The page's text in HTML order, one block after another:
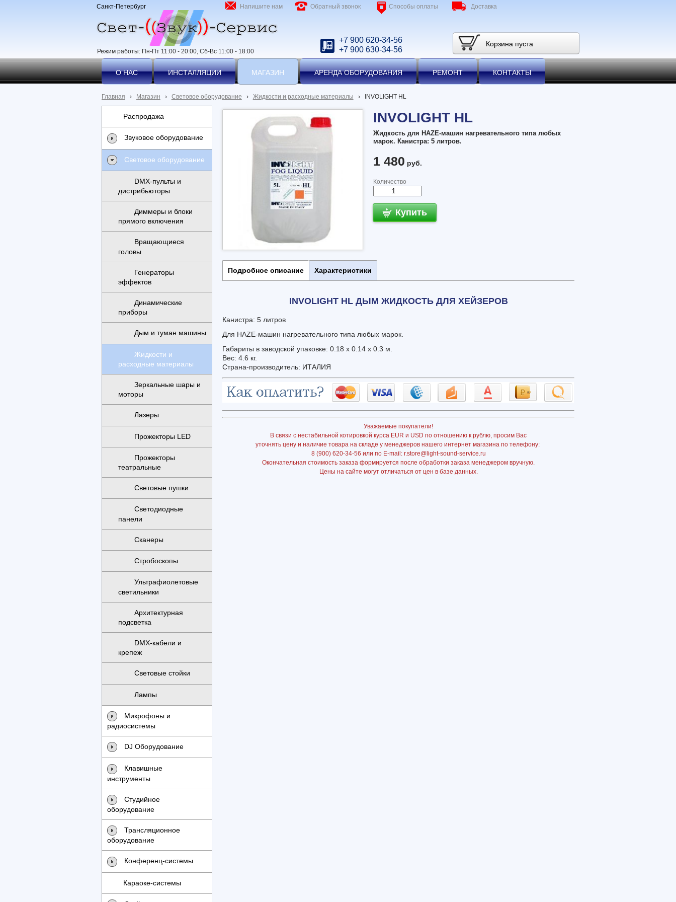
Корзина пуста
Режим работы: Пн-Пт 11:00 - 20:00, Сб-Вс 11:00 - 18:00
Обратный звонок
+7 900 630-34-56
Напишите нам
+7 900 620-34-56
Санкт-Петербург Способы оплаты Доставка
О НАС ИНСТАЛЛЯЦИИ МАГАЗИН АРЕНДА ОБОРУДОВАНИЯ РЕМОНТ КОНТАКТЫ
Главная › Магазин › Световое оборудование › Жидкости и расходные материалы › INVOLIGHT HL
Распродажа
Звуковое оборудование
Световое оборудование
DMX-пульты и
дистрибьюторы
Диммеры и блоки
прямого включения
Вращающиеся
головы
Генераторы
эффектов
Динамические
приборы
Дым и туман машины
Жидкости и
расходные материалы
Зеркальные шары и
моторы
Лазеры
Прожекторы LED
Прожекторы
театральные
Световые пушки
Светодиодные
панели
Сканеры
Стробоскопы
Ультрафиолетовые
светильники
Архитектурная
подсветка
DMX-кабели и
крепеж
Световые стойки
Лампы
Микрофоны и
радиосистемы
DJ Оборудование
Клавишные
инструменты
Студийное
оборудование
Трансляционное
оборудование
Конференц-системы
Караоке-системы
INVOLIGHT HL
Жидкость для HAZE-машин нагревательного типа любых
марок. Канистра: 5 литров.
1 480 руб.
Количество
Купить
Подробное описание Характеристики
INVOLIGHT HL ДЫМ ЖИДКОСТЬ ДЛЯ ХЕЙЗЕРОВ
Канистра: 5 литров
Для HAZE-машин нагревательного типа любых марок.
Габариты в заводской упаковке: 0.18 x 0.14 x 0.3 м.
Вес: 4.6 кг.
Страна-производитель: ИТАЛИЯ
Уважаемые покупатели!
В связи с нестабильной котировкой курса EUR и USD по отношению к рублю, просим Вас
уточнять цену и наличие товара на складе у менеджеров нашего интернет магазина по телефону:
8 (900) 620-34-56 или по E-mail: r.store@light-sound-service.ru
Окончательная стоимость заказа формируется после обработки заказа менеджером вручную.
Цены на сайте могут отличаться от цен в базе данных.